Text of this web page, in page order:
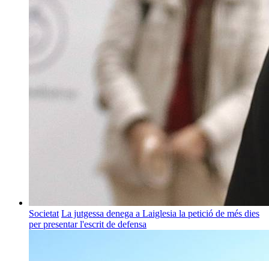
Societat La jutgessa denega a Laiglesia la petició de més dies
per presentar l'escrit de defensa